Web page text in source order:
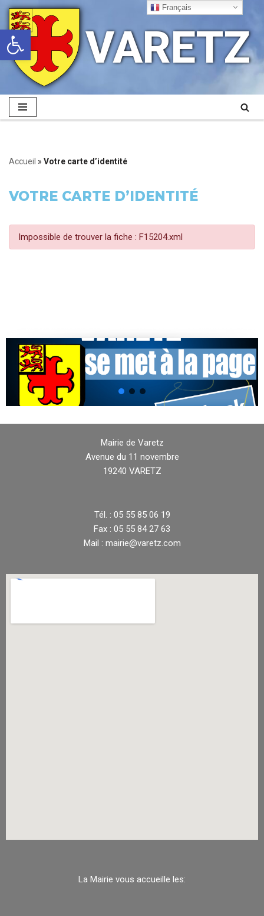
Ouvrir la barre d’outils
Aller
au
contenu
VARETZ
Accueil » Votre carte d’identité
VOTRE CARTE D’IDENTITÉ
Impossible de trouver la fiche : F15204.xml
Mairie de Varetz
Avenue du 11 novembre
19240 VARETZ
Tél. : 05 55 85 06 19
Fax : 05 55 84 27 63
Mail : mairie@varetz.com
La Mairie vous accueille les:
Français